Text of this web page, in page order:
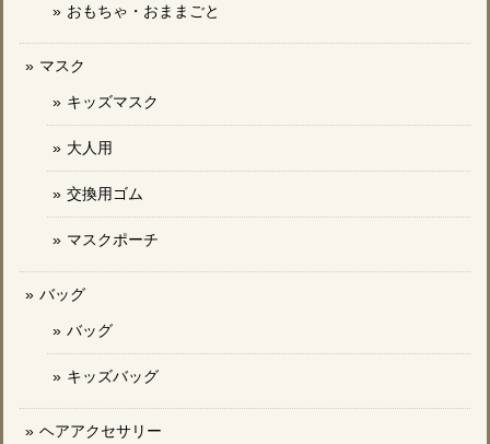
おもちゃ・おままごと
マスク
キッズマスク
大人用
交換用ゴム
マスクポーチ
バッグ
バッグ
キッズバッグ
ヘアアクセサリー